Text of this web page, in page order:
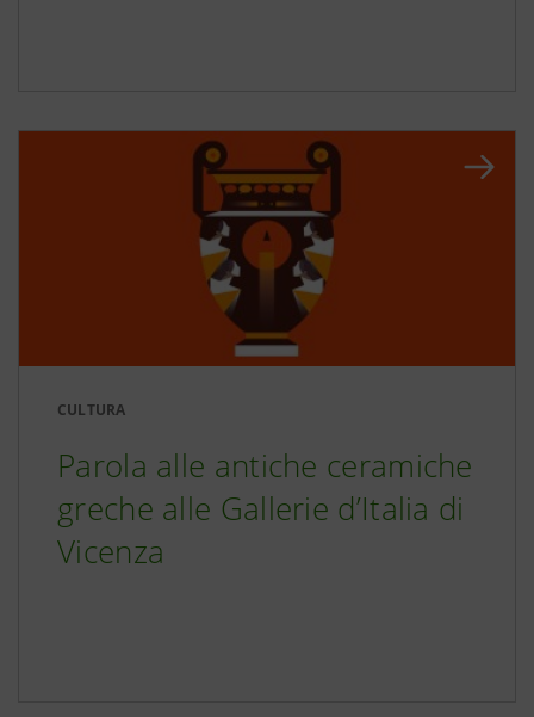
CULTURA
Parola alle antiche ceramiche
greche alle Gallerie d’Italia di
Vicenza